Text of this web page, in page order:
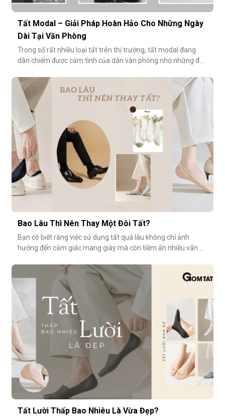
Tất Modal – Giải Pháp Hoàn Hảo Cho Những Ngày
Dài Tại Văn Phòng
Trong số rất nhiều loại tất trên thị trường, tất modal đang
dần chiếm được cảm tình của dân văn phòng nhờ những đặc
cùng khám phá vì sao tất modal lại được xem là lựa chọn lý
tưởng cho những ngày dài tại văn phòng.Khi đôi chân “lên
tiếng” s
Bao Lâu Thì Nên Thay Một Đôi Tất?
Bạn có biết rằng việc sử dụng tất quá lâu không chỉ ảnh
hưởng đến cảm giác mang giày mà còn tiềm ẩn nhiều vấn đề
Cùng GOMTAT tìm hiểu nhé.Tuổi thọ trung bình của một đôi
tất là bao lâu?Trung bình, một đôi tất sử dụng thường xuyên
Tất Lười Thấp Bao Nhiêu Là Vừa Đẹp?